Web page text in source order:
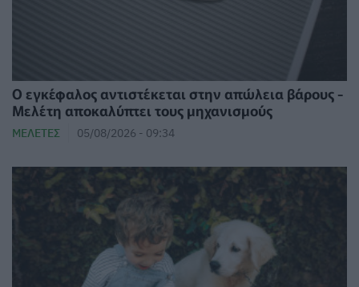
Ο εγκέφαλος αντιστέκεται στην απώλεια βάρους -
Μελέτη αποκαλύπτει τους μηχανισμούς
ΜΕΛΈΤΕΣ 05/08/2026 - 09:34